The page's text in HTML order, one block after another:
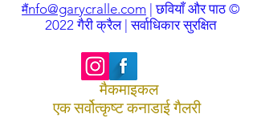
मैंnfo@garycralle.com | छवियाँ और पाठ ©
2022 गैरी क्रैल | सर्वाधिकार सुरक्षित
मैकमाइकल
एक सर्वोत्कृष्ट कनाडाई गैलरी